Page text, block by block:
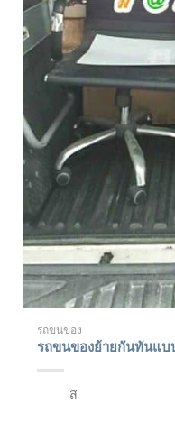
รถขนของ
รถขนของย้ายกันทันแบ
ส